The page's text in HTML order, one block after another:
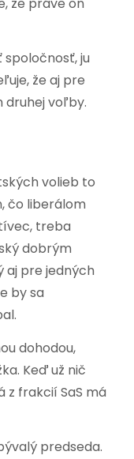
ju
že aj pre
druhej voľby.
volieb to
čo liberálom
treba
dobrým
aj pre jedných
by sa
dohodou,
Keď už nič
z frakcií SaS má
predseda.